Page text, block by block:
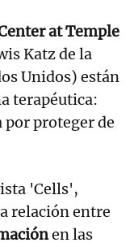
at Temple
Katz de la
Unidos) están
terapéutica:
por proteger de
'Cells',
relación entre
en las